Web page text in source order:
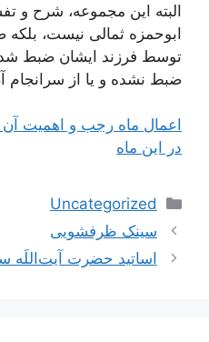
البته این مجموعه، شرح و
ابوحمزه ثمالی نیست،
توسط فرزند ایشان ضبط
ضبط نشده و یا از
اعمال ماه رجب و اهمیت آن
در این ماه
دسته‌ها
Uncategorized
ناوبری
نوشته‌ها
سینک ظرفشویی
اساتید حضرت آیت‌اللَه